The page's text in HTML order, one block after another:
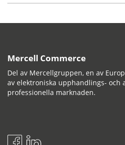
Mercell Commerce
Del av Mercellgruppen, en av
av elektroniska upphandlings- och
professionella marknaden.